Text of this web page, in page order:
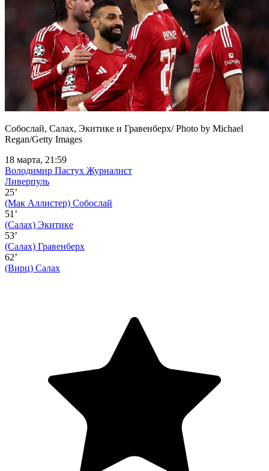
Собослай, Салах, Экитике и Гравенберх/ Photo by Michael
Regan/Getty Images
18 марта, 21:59
Володимир Пастух Журналист
Ливерпуль
25’
(Мак Аллистер) Собослай
51’
(Салах) Экитике
53’
(Салах) Гравенберх
62’
(Вирц) Салах